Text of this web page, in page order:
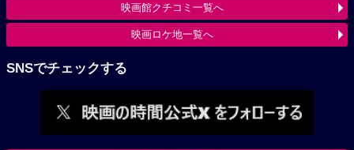
映画館クチコミ一覧へ
映画ロケ地一覧へ
SNSでチェックする